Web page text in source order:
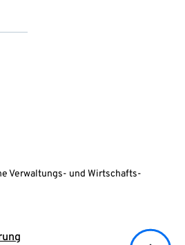
Verwaltungs- und Wirtschafts-